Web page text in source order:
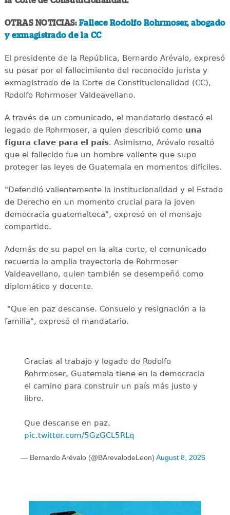
OTRAS NOTICIAS: Fallece Rodolfo Rohrmoser, abogado
y exmagistrado de la CC
El presidente de la República, Bernardo Arévalo, expresó
su pesar por el fallecimiento del reconocido jurista y
exmagistrado de la Corte de Constitucionalidad (CC),
Rodolfo Rohrmoser Valdeavellano.
A través de un comunicado, el mandatario destacó el
legado de Rohrmoser, a quien describió comouna
figura clave para el país. Asimismo, Arévalo resaltó
que el fallecido fue un hombre valiente que supo
proteger las leyes de Guatemala en momentos difíciles.
"Defendió valientemente la institucionalidad y el Estado
de Derecho en un momento crucial para la joven
democracia guatemalteca", expresó en el mensaje
compartido.
Además de su papel en la alta corte, el comunicado
recuerda la amplia trayectoria de Rohrmoser
Valdeavellano, quien también se desempeñó como
diplomático y docente.
"Que en paz descanse. Consuelo y resignación a la
familia", expresó el mandatario.
Gracias al trabajo y legado de Rodolfo
Rohrmoser, Guatemala tiene en la democracia
el camino para construir un país más justo y
libre.
Que descanse en paz.
pic.twitter.com/5GzGCL5RLq
— Bernardo Arévalo (@BArevalodeLeon) August 8, 2026